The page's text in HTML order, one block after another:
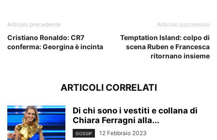
Articolo precedente
Cristiano Ronaldo: CR7
conferma: Georgina è incinta
Articolo successivo
Temptation Island: colpo di
scena Ruben e Francesca
ritornano insieme
ARTICOLI CORRELATI
Di chi sono i vestiti e collana di
Chiara Ferragni alla...
GOSSIP 12 Febbraio 2023